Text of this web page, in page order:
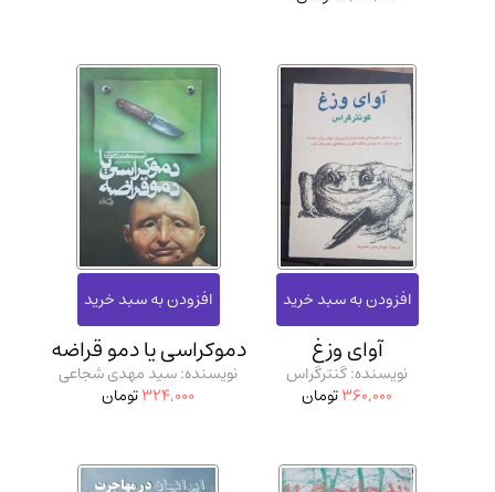
آوای وزغ
نویسنده: گنترگراس
360,000تومان
دموکراسی یا دمو قراضه
نویسنده: سید مهدی شجاعی
324,000تومان